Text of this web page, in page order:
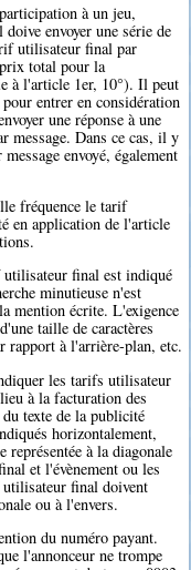
à un jeu,
envoyer une série de
utilisateur final par
total pour la
à l'article 1er, 10°). Il peut
entrer en considération
une réponse à une
message. Dans ce cas, il y
envoyé, également
fréquence le tarif
en application de l'article
final est indiqué
minutieuse n'est
mention écrite. L'exigence
taille de caractères
rapport à l'arrière-plan, etc.
les tarifs utilisateur
à la facturation des
texte de la publicité
horizontalement,
représentée à la diagonale
et l'évènement ou les
final doivent
ou à l'envers.
du numéro payant.
l'annonceur ne trompe